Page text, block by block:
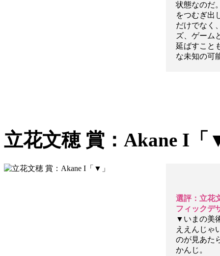
状態なのだ
をつむぎ出
だけでなく
ズ、ゲーム
延ばすこと
な未知の可
立花文穂 賞：Akane I
選評：立花
フィックデ
▼いまの美
ええんじゃ
のが見あた
かんじ。